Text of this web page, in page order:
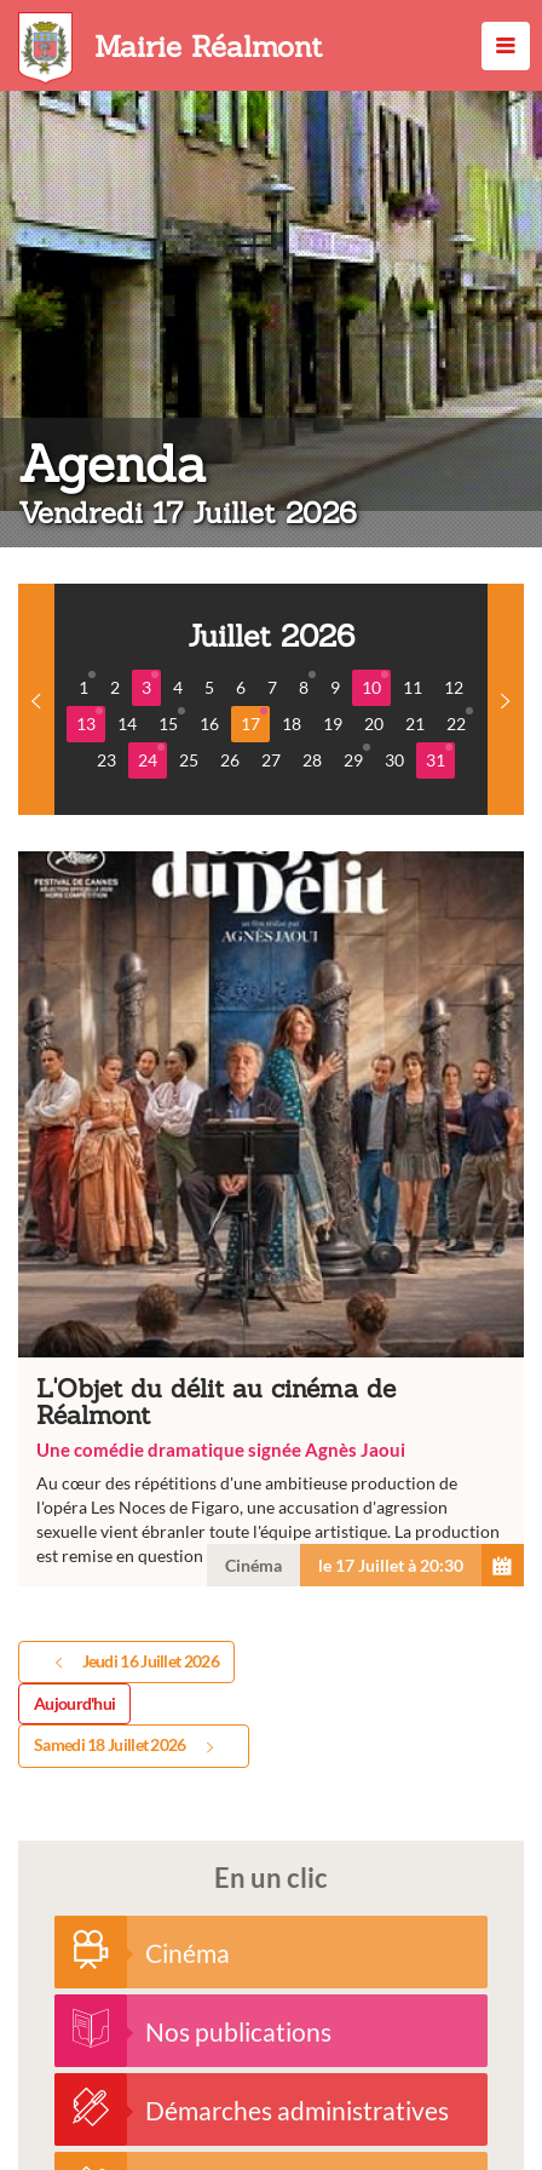
Aller
contenu
principal
Mairie Réalmont
Agenda:
Vendredi 17 Juillet 2026
Juillet 2026
1 2 3 4 5 6 7 8 9 10 11
12
13
14 15 16 17 18 19 20 21
22
23
24 25 26 27 28 29 30 31
L'Objet du délit au cinéma de
Réalmont
Une comédie dramatique signée Agnès Jaoui
Au cœur des répétitions d'une ambitieuse production de
l'opéra Les Noces de Figaro, une accusation d'agression
sexuelle vient ébranler toute l'équipe artistique. La production
est remise en question et chacun...
Cinéma le 17 Juillet à 20:30
Jeudi 16 Juillet 2026
Aujourd'hui
Samedi 18 Juillet 2026
En un clic
Cinéma
Nos publications
Démarches administratives